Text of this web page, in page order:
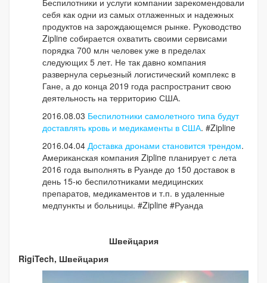
себя как одни из самых отлаженных и надежных
продуктов на зарождающемся рынке. Руководство
Zipline собирается охватить своими сервисами
порядка 700 млн человек уже в пределах
следующих 5 лет. Не так давно компания
развернула серьезный логистический комплекс в
Гане, а до конца 2019 года распространит свою
деятельность на территорию США.
2016.08.03 Беспилотники самолетного типа будут
доставлять кровь и медикаменты в США. #Zipline
2016.04.04 Доставка дронами становится трендом.
Американская компания Zipline планирует с лета
2016 года выполнять в Руанде до 150 доставок в
день 15-ю беспилотниками медицинских
препаратов, медикаментов и т.п. в удаленные
медпункты и больницы. #Zipline #Руанда
Швейцария
RigiTech, Швейцария